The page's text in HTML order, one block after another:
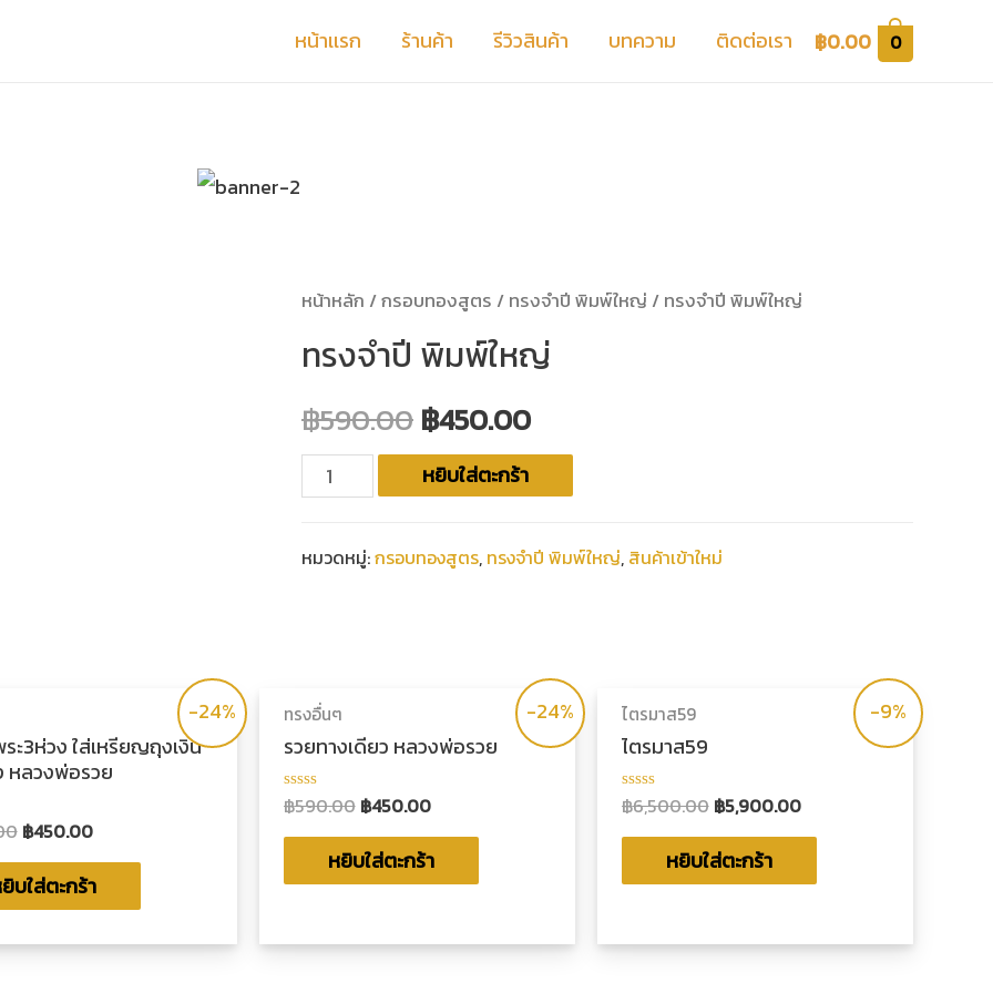
หน้าเเรก ร้านค้า รีวิวสินค้า บทความ ติดต่อเรา ฿0.00 0
หน้าหลัก /กรอบทองสูตร / ทรงจำปี พิมพ์ใหญ่ / ทรงจำปี พิมพ์ใหญ่
ทรงจำปี พิมพ์ใหญ่
฿590.00฿450.00
หยิบใส่ตะกร้า
หมวดหมู่:กรอบทองสูตร, ทรงจำปี พิมพ์ใหญ่, สินค้าเข้าใหม่
-24%
ะ3ห่วง ใส่เหรียญถุงเงิน
หลวงพ่อรวย
฿450.00
บใส่ตะกร้า
-24%
ทรงอื่นๆ
รวยทางเดียว หลวงพ่อรวย
ให้
คะแนน
0
5
฿590.00 ฿450.00
หยิบใส่ตะกร้า
-9%
ไตรมาส59
ไตรมาส59
ให้
คะแนน
0
5
฿6,500.00 ฿5,900.00
หยิบใส่ตะกร้า